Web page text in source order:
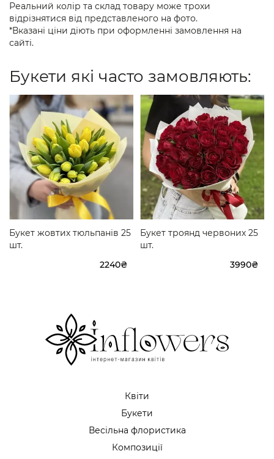
Реальний колір та склад товару може трохи
відрізнятися від представленого на фото.
*Вказані ціни діють при оформленні замовлення на
сайті.
Букети які часто замовляють:
Букет жовтих тюльпанів 25
шт.
2240₴
Букет троянд червоних 25
шт.
3990₴
Квіти
Букети
Весільна флористика
Композиції